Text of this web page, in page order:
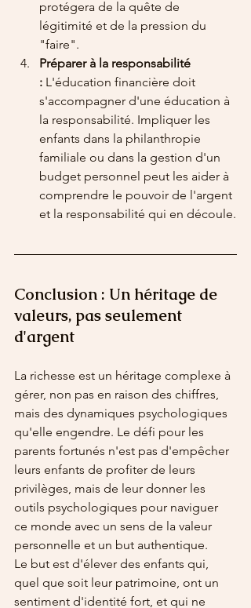
protégera de la quête de
légitimité et de la pression du
"faire".
Préparer à la responsabilité
: L'éducation financière doit
s'accompagner d'une éducation à
la responsabilité. Impliquer les
enfants dans la philanthropie
familiale ou dans la gestion d'un
budget personnel peut les aider à
comprendre le pouvoir de l'argent
et la responsabilité qui en découle.
Conclusion : Un héritage de
valeurs, pas seulement
d'argent
La richesse est un héritage complexe à
gérer, non pas en raison des chiffres,
mais des dynamiques psychologiques
qu'elle engendre. Le défi pour les
parents fortunés n'est pas d'empêcher
leurs enfants de profiter de leurs
privilèges, mais de leur donner les
outils psychologiques pour naviguer
ce monde avec un sens de la valeur
personnelle et un but authentique.
Le but est d'élever des enfants qui,
quel que soit leur patrimoine, ont un
sentiment d'identité fort, et qui ne